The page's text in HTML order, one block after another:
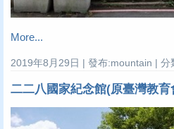
More...
2019年8月29日 | 發布:mountain | 分
二二八國家紀念館(原臺灣教育